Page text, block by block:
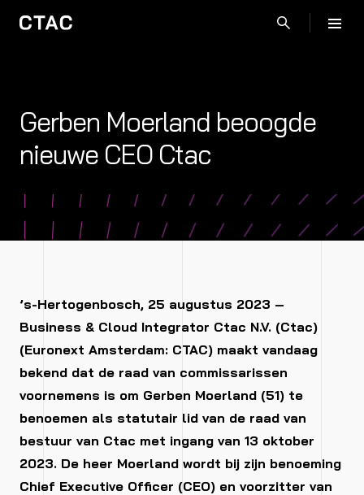
Gerben Moerland beoogde
nieuwe CEO Ctac
’s-Hertogenbosch, 25 augustus 2023 –
Business & Cloud Integrator Ctac N.V. (Ctac)
(Euronext Amsterdam: CTAC) maakt vandaag
bekend dat de raad van commissarissen
voornemens is om Gerben Moerland (51) te
benoemen als statutair lid van de raad van
bestuur van Ctac met ingang van 13 oktober
2023. De heer Moerland wordt bij zijn benoeming
Chief Executive Officer (CEO) en voorzitter van